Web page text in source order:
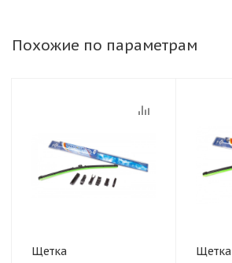
Похожие по параметрам
Щетка
Щетка